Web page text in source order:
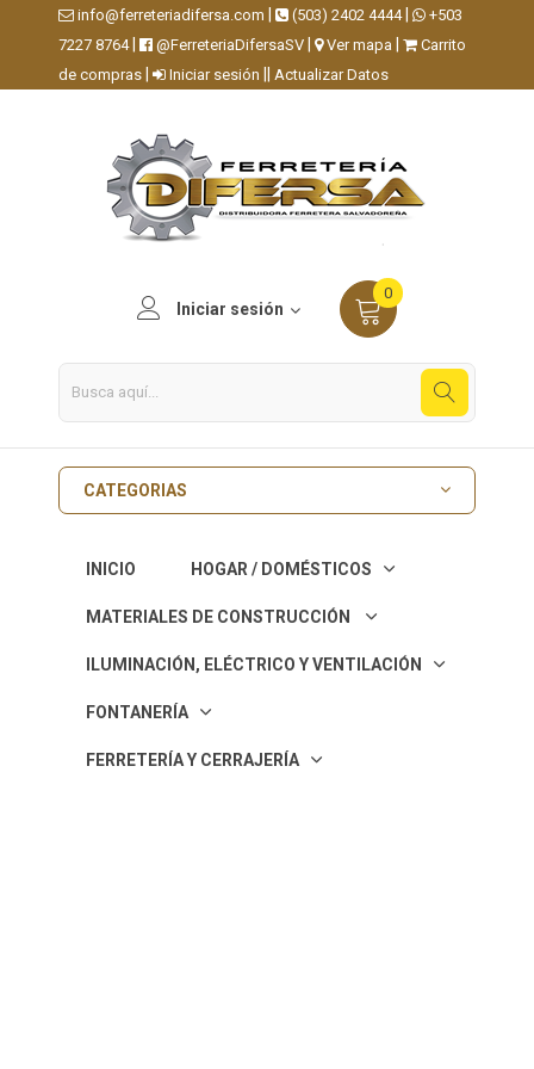
info@ferreteriadifersa.com (503) 2402 4444|
+503
7227 8764| @FerreteriaDifersaSV Ver mapa
Carrito
de compras
Iniciar sesión Actualizar Datos
Iniciar sesión
0
CATEGORIAS
INICIO HOGAR / DOMÉSTICOS
MATERIALES DE CONSTRUCCIÓN
ILUMINACIÓN, ELÉCTRICO Y VENTILACIÓN
FONTANERÍA
FERRETERÍ­A Y CERRAJERÍA